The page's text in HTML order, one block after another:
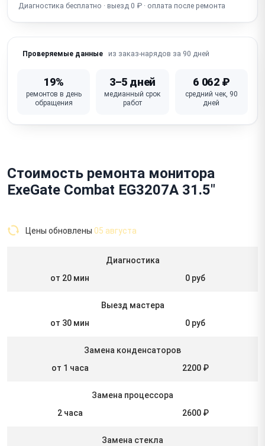
Диагностика бесплатно · выезд 0 ₽ · оплата после ремонта
Проверяемые данные из заказ-нарядов за 90 дней
19%
ремонтов в день
обращения
3–5 дней
медианный срок
работ
6 062 ₽
средний чек, 90
дней
Стоимость ремонта монитора
ExeGate Combat EG3207A 31.5"
Цены обновлены 05 августа
Диагностика
от 20 мин
0 руб
Выезд мастера
от 30 мин
0 руб
Замена конденсаторов
от 1 часа
2200 ₽
Замена процессора
2 часа
2600 ₽
Замена стекла